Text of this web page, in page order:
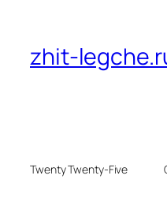
zhit-
Twenty Twenty-Five